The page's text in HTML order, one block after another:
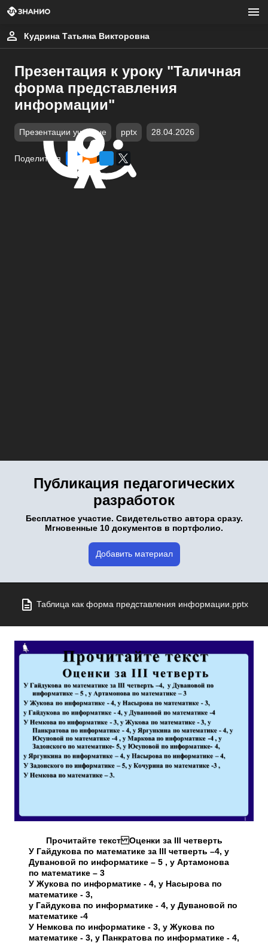
Кудрина Татьяна Викторовна
Презентация к уроку "Таличная
форма представления
информации"
Презентации учебные pptx 28.04.2026
Поделиться
Публикация педагогических
разработок
Бесплатное участие. Свидетельство автора сразу.
Мгновенные 10 документов в портфолио.
Добавить материал
Таблица как форма представления информации.pptx
Прочитайте текст Оценки за III четверть
У Гайдукова по математике за III четверть –4, у
Дувановой по информатике – 5 , у Артамонова
по математике – 3
У Жукова по информатике - 4, у Насырова по
математике - 3,
у Гайдукова по информатике - 4, у Дувановой по
математике -4
У Немкова по информатике - 3, у Жукова по
математике - 3, у Панкратова по информатике - 4,